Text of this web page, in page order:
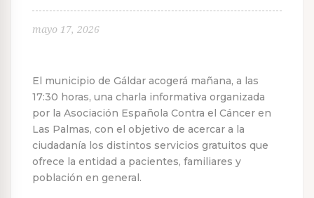
mayo 17, 2026
El municipio de Gáldar acogerá mañana, a las
17:30 horas, una charla informativa organizada
por la Asociación Española Contra el Cáncer en
Las Palmas, con el objetivo de acercar a la
ciudadanía los distintos servicios gratuitos que
ofrece la entidad a pacientes, familiares y
población en general.